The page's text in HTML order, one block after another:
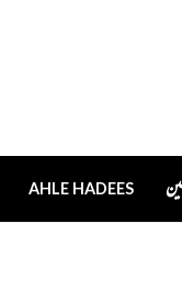
AHLE HADEES